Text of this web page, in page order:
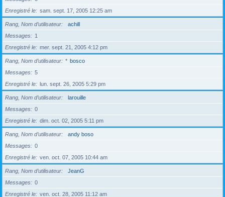
Enregistré le
sam. sept. 17, 2005 12:25 am
Rang, Nom d’utilisateur
achill
Messages
1
Enregistré le
mer. sept. 21, 2005 4:12 pm
Rang, Nom d’utilisateur * bosco
Messages
5
Enregistré le
lun. sept. 26, 2005 5:29 pm
Rang, Nom d’utilisateur
larouille
Messages
0
Enregistré le
dim. oct. 02, 2005 5:11 pm
Rang, Nom d’utilisateur
andy boso
Messages
0
Enregistré le
ven. oct. 07, 2005 10:44 am
Rang, Nom d’utilisateur
JeanG
Messages
0
Enregistré le
ven. oct. 28, 2005 11:12 am